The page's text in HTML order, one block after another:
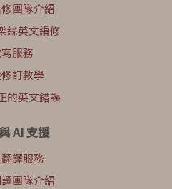
團隊介紹
絲英文編修
服務
訂教學
的英文錯誤
AI 支援
譯服務
團隊介紹